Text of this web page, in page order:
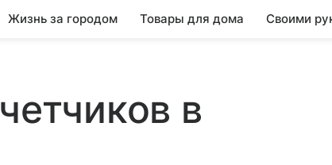
Жизнь за городом Товары для дома Своими
в